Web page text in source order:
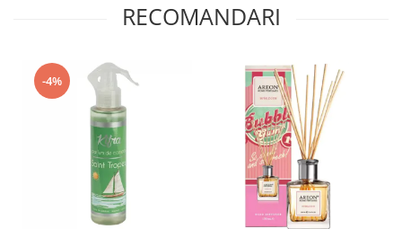
Aparate de Ras
Produse de Ten
Birotica & Papetarie
Adezivi & Benzi adezive
RECOMANDARI
-4%